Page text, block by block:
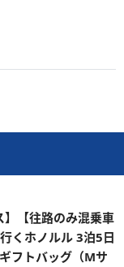
】【往路のみ混乗車
くホノルル 3泊5日
フトバッグ（Mサ